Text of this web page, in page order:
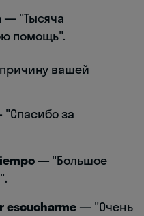
— "Тысяча
помощь".
вашей
за
— "Большое
escucharme — "Очень